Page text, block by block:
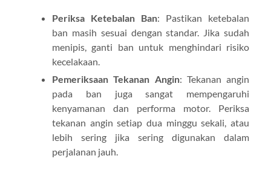
Periksa Ketebalan Ban: Pastikan ketebalan
ban masih sesuai dengan standar. Jika sudah
menipis, ganti ban untuk menghindari risiko
kecelakaan.
Pemeriksaan Tekanan Angin: Tekanan angin
pada ban juga sangat mempengaruhi
kenyamanan dan performa motor. Periksa
tekanan angin setiap dua minggu sekali, atau
lebih sering jika sering digunakan dalam
perjalanan jauh.